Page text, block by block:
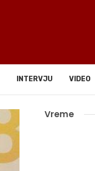
INTERVJU VIDEO
Vreme